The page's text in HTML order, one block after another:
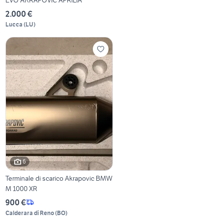
2.000 €
Lucca (LU)
6
Terminale di scarico Akrapovic BMW
M 1000 XR
900 €
Calderara di Reno(BO)